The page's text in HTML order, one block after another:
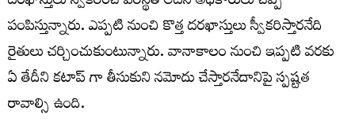
పంపిస్తున్నారు. ఎప్పటి నుంచి కొత్త దరఖాస్తులు స్వీకరిస్తారనేది
రైతులు చర్చించుకుంటున్నారు. వానాకాలం నుంచి ఇప్పటి వరకు
ఏ తేదీని కటాప్ గా తీసుకుని నమోదు చేస్తారనేదానిపై స్పష్టత
రావాల్సి ఉంది.